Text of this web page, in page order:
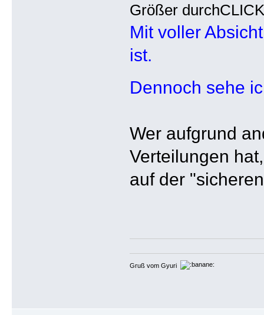
Größer durchCLICK
Mit voller
ist.
Dennoch sehe
Wer aufgrund
Verteilungen
auf der
Gruß vom Gyuri